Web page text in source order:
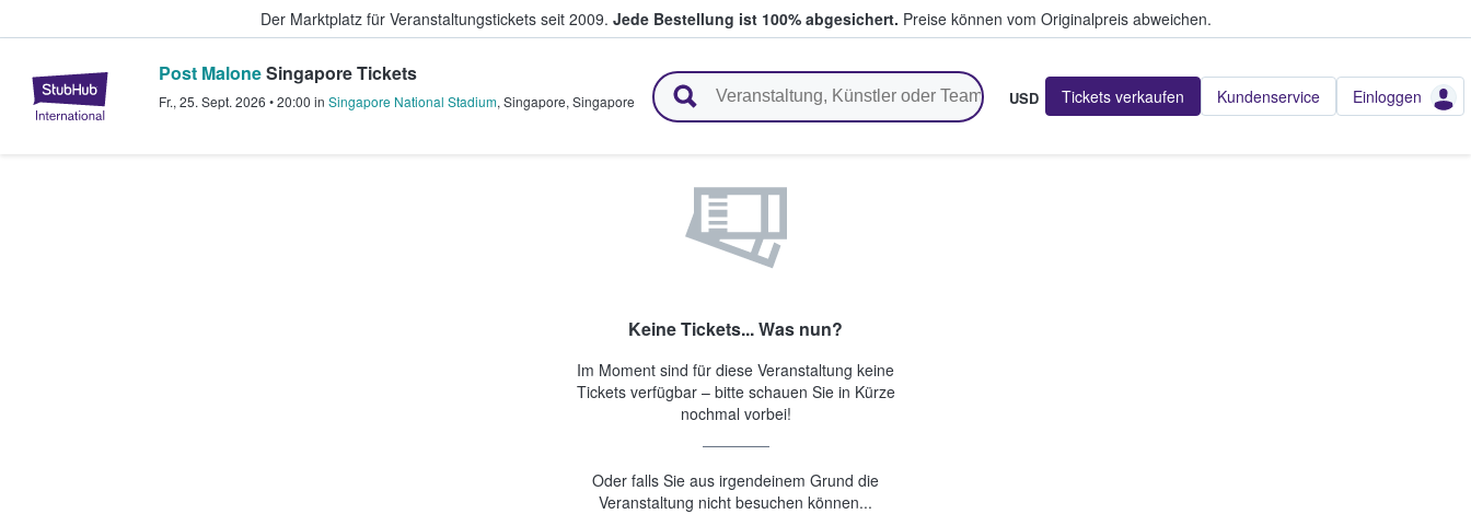
Der Marktplatz für Veranstaltungstickets seit 2009. Jede Bestellung ist 100% abgesichert. Preise können vom Originalpreis abweichen.
StubHub - Wo Fans Tickets kaufen & verkaufen
Post MaloneSingapore Tickets
Fr., 25. Sept. 2026 •20:00 in Singapore National Stadium, Singapore, Singapore USD Tickets verkaufen Kundenservice Einloggen
Keine Tickets... Was nun?
Im Moment sind für diese Veranstaltung keine
Tickets verfügbar – bitte schauen Sie in Kürze
nochmal vorbei!
Oder falls Sie aus irgendeinem Grund die
Veranstaltung nicht besuchen können...